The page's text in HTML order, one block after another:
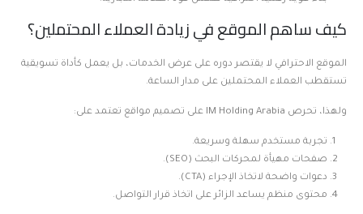
كيف ساهم الموقع في زيادة العملاء المحتملين؟
الموقع الاحترافي لا يقتصر دوره على عرض الخدمات، بل يعمل كأداة تسويقية
تستقطب العملاء المحتملين على مدار الساعة.
ولهذا، تحرص IM Holding Arabia على تصميم مواقع تعتمد على:
تجربة مستخدم سهلة وسريعة.
صفحات مهيأة لمحركات البحث (SEO).
دعوات واضحة لاتخاذ الإجراء (CTA).
محتوى منظم يساعد الزائر على اتخاذ قرار التواصل.